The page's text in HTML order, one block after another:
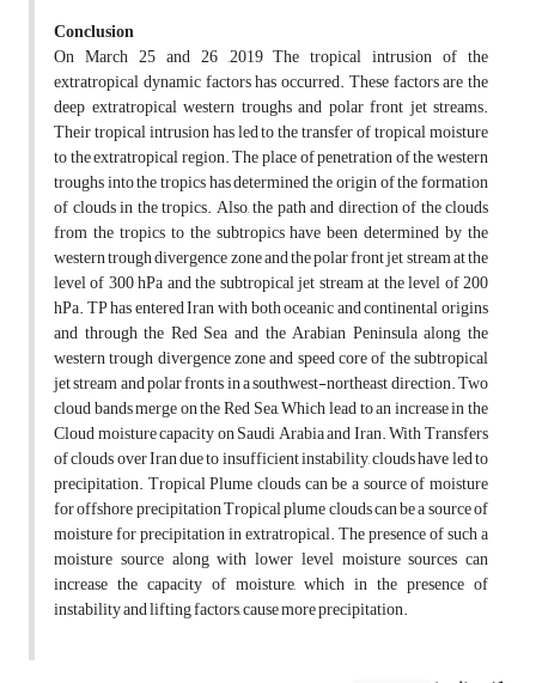
Conclusion
On March 25 and 26 ,2019 The tropical intrusion of the
extratropical dynamic factors has occurred. These factors are the
deep extratropical western troughs and polar front jet streams.
Their tropical intrusion has led to the transfer of tropical moisture
to the extratropical region. The place of penetration of the western
troughs into the tropics has determined the origin of the formation
of clouds in the tropics. Also, the path and direction of the clouds
from the tropics to the subtropics have been determined by the
western trough divergence zone and the polar front jet stream at the
level of 300 hPa and the subtropical jet stream at the level of 200
hPa. TP has entered Iran with both oceanic and continental origins
and through the Red Sea and the Arabian Peninsula along the
western trough divergence zone and speed core of the subtropical
jet stream and polar fronts in a southwest-northeast direction. Two
cloud bands merge on the Red Sea, Which lead to an increase in the
Cloud moisture capacity on Saudi Arabia and Iran. With Transfers
of clouds over Iran due to insufficient instability, clouds have led to
precipitation. Tropical Plume clouds can be a source of moisture
for offshore precipitation Tropical plume clouds can be a source of
moisture for precipitation in extratropical. The presence of such a
moisture source along with lower level moisture sources can
increase the capacity of moisture, which in the presence of
instability and lifting factors, cause more precipitation.